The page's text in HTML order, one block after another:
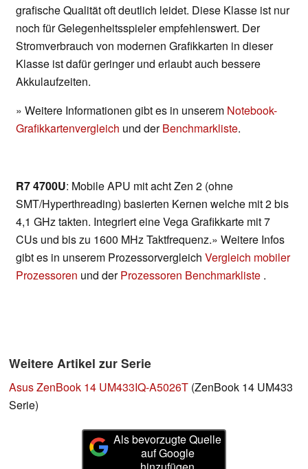
grafische Qualität oft deutlich leidet. Diese Klasse ist nur
noch für Gelegenheitsspieler empfehlenswert. Der
Stromverbrauch von modernen Grafikkarten in dieser
Klasse ist dafür geringer und erlaubt auch bessere
Akkulaufzeiten.
» Weitere Informationen gibt es in unserem Notebook-
Grafikkartenvergleich und derBenchmarkliste.
R7 4700U: Mobile APU mit acht Zen 2 (ohne
SMT/Hyperthreading) basierten Kernen welche mit 2 bis
4,1 GHz takten. Integriert eine Vega Grafikkarte mit 7
CUs und bis zu 1600 MHz Taktfrequenz.» Weitere Infos
gibt es in unserem Prozessorvergleich Vergleich mobiler
Prozessoren und derProzessoren Benchmarkliste .
Weitere Artikel zur Serie
Asus ZenBook 14 UM433IQ-A5026T (ZenBook 14 UM433
Serie)
Als bevorzugte Quelle
auf Google